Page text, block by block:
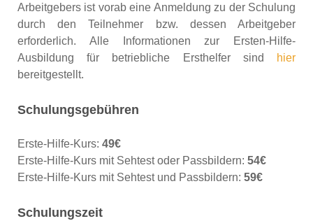
Arbeitgebers ist vorab eine Anmeldung zu der Schulung
durch den Teilnehmer bzw. dessen Arbeitgeber
erforderlich. Alle Informationen zur Ersten-Hilfe-
Ausbildung für betriebliche Ersthelfer sind
hier
bereitgestellt.
Schulungsgebühren
Erste-Hilfe-Kurs: 49€
Erste-Hilfe-Kurs mit Sehtest oder Passbildern: 54€
Erste-Hilfe-Kurs mit Sehtest und Passbildern: 59€
Schulungszeit